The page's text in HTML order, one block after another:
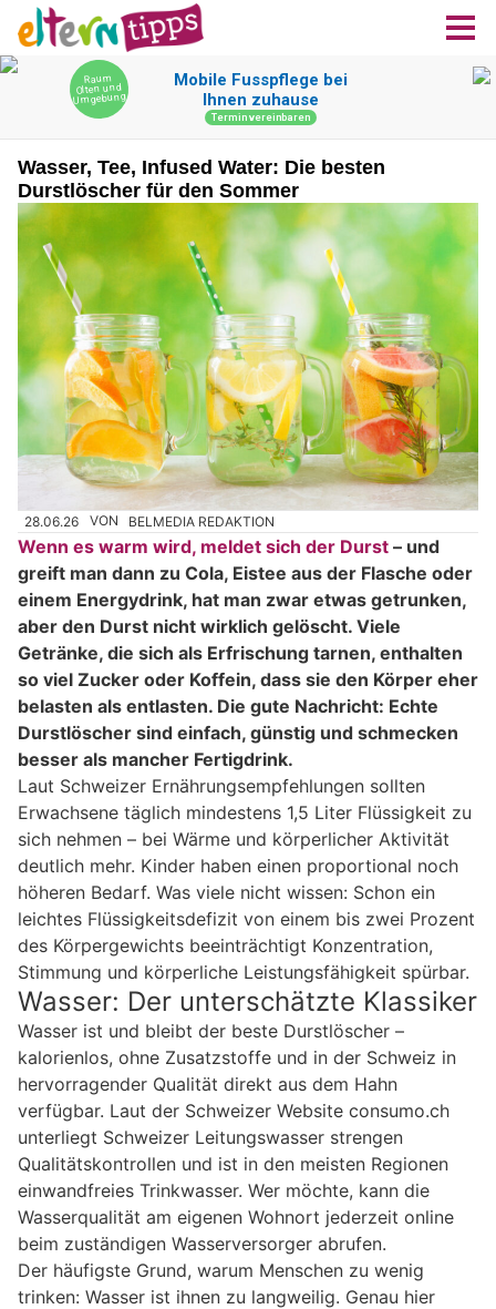
Wasser, Tee, Infused Water: Die besten
Durstlöscher für den Sommer
28.06.26 VON BELMEDIA REDAKTION
Wenn es warm wird, meldet sich der Durst – und
greift man dann zu Cola, Eistee aus der Flasche oder
einem Energydrink, hat man zwar etwas getrunken,
aber den Durst nicht wirklich gelöscht. Viele
Getränke, die sich als Erfrischung tarnen, enthalten
so viel Zucker oder Koffein, dass sie den Körper eher
belasten als entlasten. Die gute Nachricht: Echte
Durstlöscher sind einfach, günstig und schmecken
besser als mancher Fertigdrink.
Laut Schweizer Ernährungsempfehlungen sollten
Erwachsene täglich mindestens 1,5 Liter Flüssigkeit zu
sich nehmen – bei Wärme und körperlicher Aktivität
deutlich mehr. Kinder haben einen proportional noch
höheren Bedarf. Was viele nicht wissen: Schon ein
leichtes Flüssigkeitsdefizit von einem bis zwei Prozent
des Körpergewichts beeinträchtigt Konzentration,
Stimmung und körperliche Leistungsfähigkeit spürbar.
Wasser: Der unterschätzte Klassiker
Wasser ist und bleibt der beste Durstlöscher –
kalorienlos, ohne Zusatzstoffe und in der Schweiz in
hervorragender Qualität direkt aus dem Hahn
verfügbar. Laut der Schweizer Website consumo.ch
unterliegt Schweizer Leitungswasser strengen
Qualitätskontrollen und ist in den meisten Regionen
einwandfreies Trinkwasser. Wer möchte, kann die
Wasserqualität am eigenen Wohnort jederzeit online
beim zuständigen Wasserversorger abrufen.
Der häufigste Grund, warum Menschen zu wenig
trinken: Wasser ist ihnen zu langweilig. Genau hier